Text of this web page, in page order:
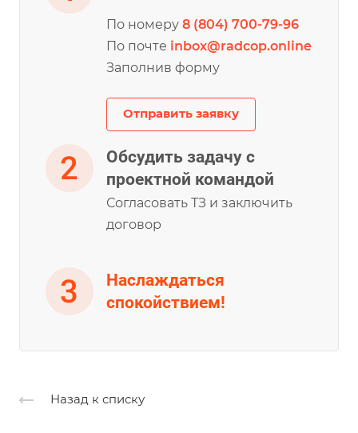
По номеру 8 (804) 700-79-96
По почте inbox@radcop.online
Заполнив форму
Отправить заявку
Обсудить задачу с
проектной командой
Согласовать ТЗ и заключить
договор
Наслаждаться
спокойствием!
Назад к списку